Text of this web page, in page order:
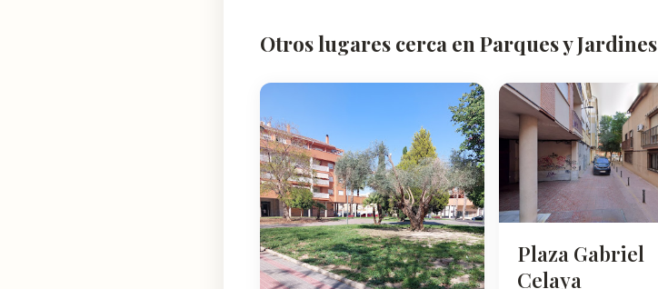
Otros lugares cerca en Parques y Jardines
Plaza Gabriel
Celaya